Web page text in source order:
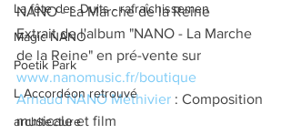
La fête des Duits - rafraîchissemen
Magic NANO
Poetik Park
L Accordéon retrouvé
architecture
NANO - La Marche de la Reine
Extrait de l'album "NANO - La Marche
de la Reine" en pré-vente sur
www.nanomusic.fr/boutique
Arnaud NANO Méthivier : Composition
musicale et film